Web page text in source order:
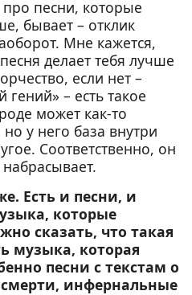
песни, которые
бывает – отклик
Мне кажется,
делает тебя лучше
если нет –
– есть такое
может как-то
у него база внутри
Соответственно, он
набрасывает.
Есть и песни, и
которые
сказать, что такая
музыка, которая
песни с текстам о
инфернальные